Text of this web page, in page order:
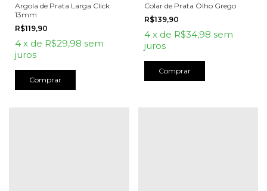
Argola de Prata Larga Click
13mm
R$119,90
4 x de R$29,98 sem
juros
Colar de Prata Olho Grego
R$139,90
4 x de R$34,98 sem
juros